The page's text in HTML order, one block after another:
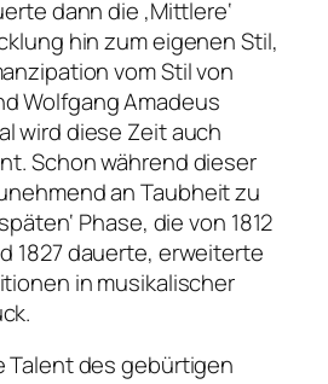
dann die ‚Mittlere‘
hin zum eigenen Stil,
vom Stil von
Wolfgang Amadeus
wird diese Zeit auch
Schon während dieser
an Taubheit zu
Phase, die von 1812
1827 dauerte, erweiterte
in musikalischer
Talent des gebürtigen